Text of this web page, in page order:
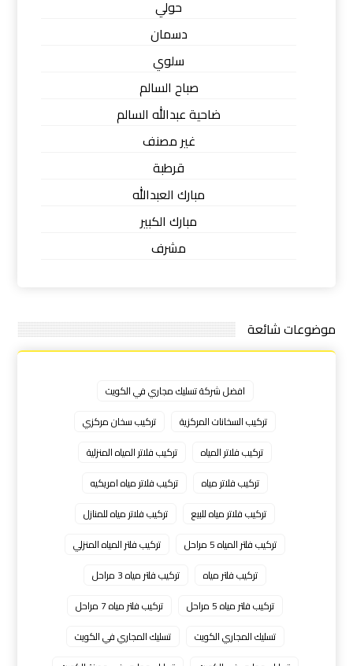
حولي
دسمان
سلوي
صباح السالم
ضاحية عبدالله السالم
غير مصنف
قرطبة
مبارك العبدالله
مبارك الكبير
مشرف
موضوعات شائعة
افضل شركة تسليك مجاري في الكويت
تركيب السخانات المركزية
تركيب سخان مركزي
تركيب فلاتر المياه
تركيب فلاتر المياه المنزلية
تركيب فلاتر مياه
تركيب فلاتر مياه امريكيه
تركيب فلاتر مياه للبيع
تركيب فلاتر مياه للمنازل
تركيب فلتر المياه 5 مراحل
تركيب فلتر المياه المنزلي
تركيب فلتر مياه
تركيب فلتر مياه 3 مراحل
تركيب فلتر مياه 5 مراحل
تركيب فلتر مياه 7 مراحل
تسليك المجاري الكويت
تسليك المجاري في الكويت